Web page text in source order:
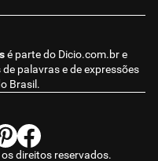
é parte do Dicio.com.bre
palavras e de expressões
Brasil.
direitos reservados.